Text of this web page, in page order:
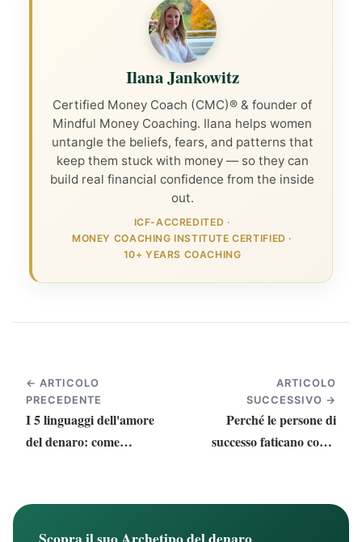
Ilana Jankowitz
Certified Money Coach (CMC)® & founder of
Mindful Money Coaching. Ilana helps women
untangle the beliefs, fears, and patterns that
keep them stuck with money — so they can
build real financial confidence from the inside
out.
ICF-ACCREDITED ·
MONEY COACHING INSTITUTE CERTIFIED ·
10+ YEARS COACHING
← ARTICOLO
PRECEDENTE
I 5 linguaggi dell'amore
del denaro: come
ARTICOLO
SUCCESSIVO →
Perché le persone di
successo faticano con il
Scopra il suo Archetipo del denaro